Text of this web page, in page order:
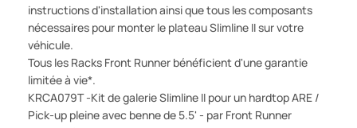
instructions d'installation ainsi que tous les composants
nécessaires pour monter le plateau Slimline II sur votre
véhicule.
Tous les Racks Front Runner bénéficient d'une garantie
limitée à vie*.
KRCA079T -Kit de galerie Slimline II pour un hardtop ARE /
Pick-up pleine avec benne de 5.5' - par Front Runner